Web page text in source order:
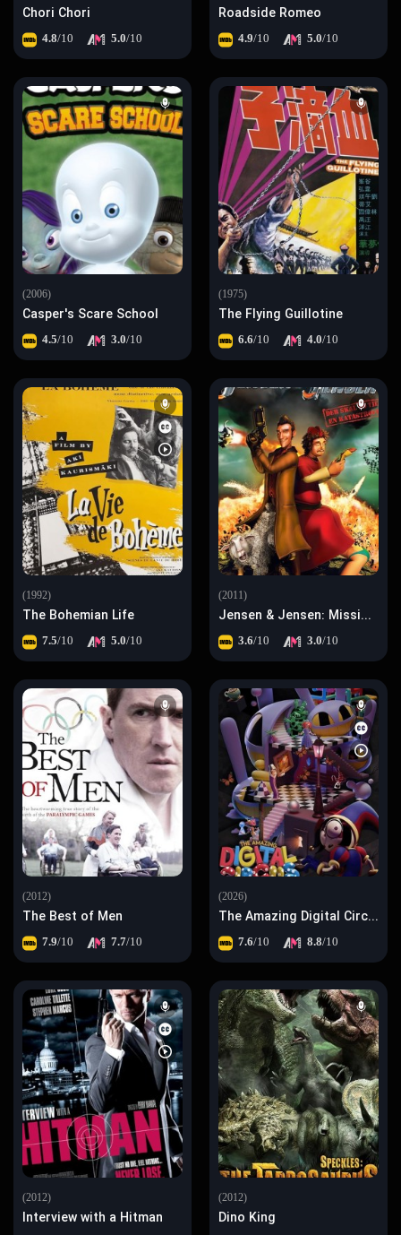
Roadside Romeo
4.9/10 5.0/10
Chori Chori
4.8/10 5.0/10
(1975)
The Flying Guillotine
6.6/10 4.0/10
(2006)
Casper's Scare School
4.5/10 3.0/10
(2011)
Jensen & Jensen: Mission - Pacific Force
3.6/10 3.0/10
(1992)
The Bohemian Life
7.5/10 5.0/10
(2026)
The Amazing Digital Circus: The Last Act
7.6/10 8.8/10
(2012)
The Best of Men
7.9/10 7.7/10
(2012)
Dino King
(2012)
Interview with a Hitman